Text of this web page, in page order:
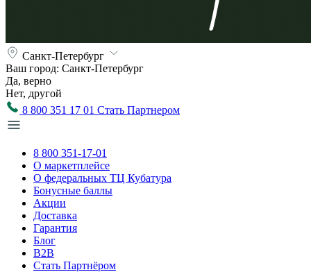
Санкт-Петербург
Ваш город: Санкт-Петербург
Да, верно
Нет, другой
8 800 351 17 01 Стать Партнером
8 800 351-17-01
О маркетплейсе
О федеральных ТЦ Кубатура
Бонусные баллы
Акции
Доставка
Гарантия
Блог
B2B
Стать Партнёром